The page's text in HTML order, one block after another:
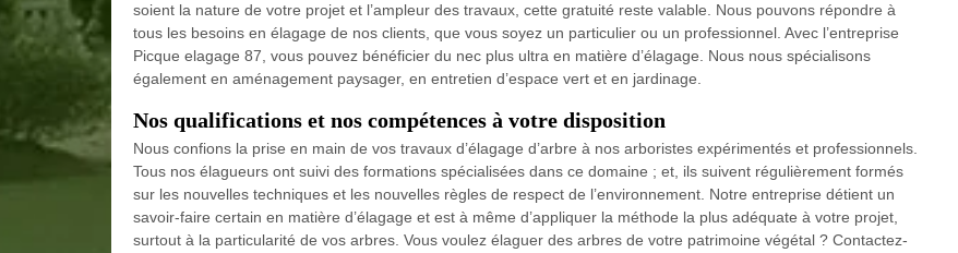
soient la nature de votre projet et l’ampleur des travaux, cette gratuité reste valable. Nous pouvons répondre à
tous les besoins en élagage de nos clients, que vous soyez un particulier ou un professionnel. Avec l’entreprise
Picque elagage 87, vous pouvez bénéficier du nec plus ultra en matière d’élagage. Nous nous spécialisons
également en aménagement paysager, en entretien d’espace vert et en jardinage.
Nos qualifications et nos compétences à votre disposition
Nous confions la prise en main de vos travaux d’élagage d’arbre à nos arboristes expérimentés et professionnels.
Tous nos élagueurs ont suivi des formations spécialisées dans ce domaine ; et, ils suivent régulièrement formés
sur les nouvelles techniques et les nouvelles règles de respect de l’environnement. Notre entreprise détient un
savoir-faire certain en matière d’élagage et est à même d’appliquer la méthode la plus adéquate à votre projet,
surtout à la particularité de vos arbres. Vous voulez élaguer des arbres de votre patrimoine végétal ? Contactez-